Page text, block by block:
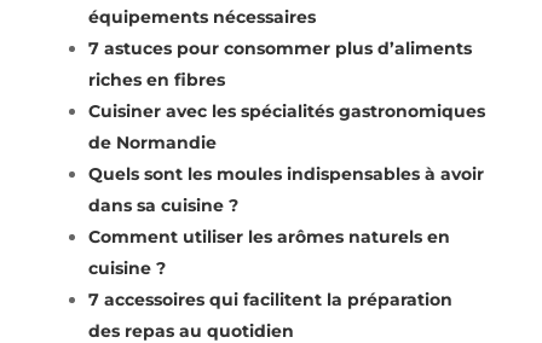
équipements nécessaires
7 astuces pour consommer plus d’aliments
riches en fibres
Cuisiner avec les spécialités gastronomiques
de Normandie
Quels sont les moules indispensables à avoir
dans sa cuisine ?
Comment utiliser les arômes naturels en
cuisine ?
7 accessoires qui facilitent la préparation
des repas au quotidien